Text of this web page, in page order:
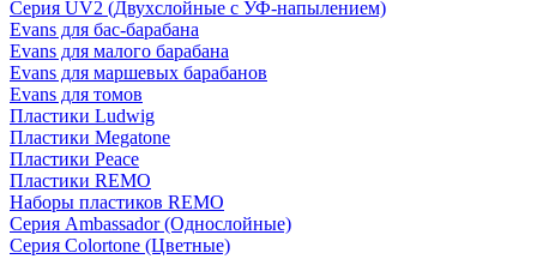
Серия UV2 (Двухслойные с УФ-напылением)
Evans для бас-барабана
Evans для малого барабана
Evans для маршевых барабанов
Evans для томов
Пластики Ludwig
Пластики Megatone
Пластики Peace
Пластики REMO
Наборы пластиков REMO
Серия Ambassador (Однослойные)
Серия Colortone (Цветные)